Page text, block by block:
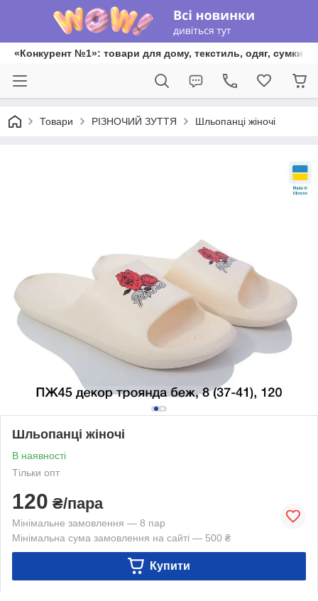
«Конкурент №1»: товари для дому, текстиль, одяг, сумки
Товари РІЗНОЧИЙ ЗУТТЯ Шльопанці жіночі
Шльопанці жіночі
В наявності
Тільки опт
120 ₴/пара
Мінімальне замовлення — 8 пар
Мінімальна сума замовлення на сайті — 500 ₴
Купити